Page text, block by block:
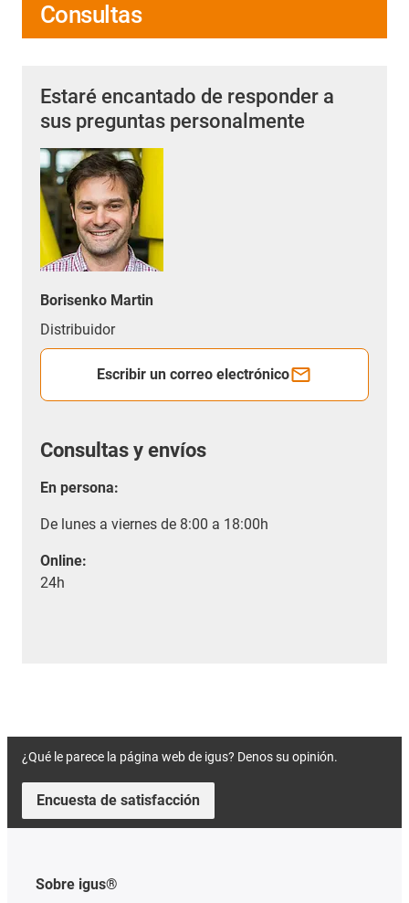
Consultas
Estaré encantado de responder a
sus preguntas personalmente
Borisenko Martin
Distribuidor
Escribir un correo electrónico
Consultas y envíos
En persona:
De lunes a viernes de 8:00 a 18:00h
Online:
24h
¿Qué le parece la página web de igus? Denos su opinión.
Encuesta de satisfacción
Sobre igus®